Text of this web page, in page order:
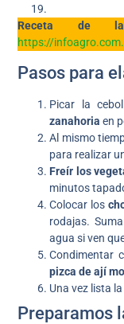
Receta de
https://
Pasos para
Picar la
zanahoria en
Al mismo
para realizar
Freír los
minutos
Colocar los
rodajas.
agua si ven
Condimentar
pizca de ají
Una vez lista
Preparamos